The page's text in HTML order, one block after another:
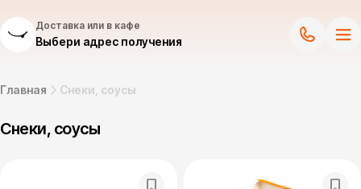
Доставка или в кафе
Выбери адрес получения
Главная Снеки, соусы
Снеки, соусы